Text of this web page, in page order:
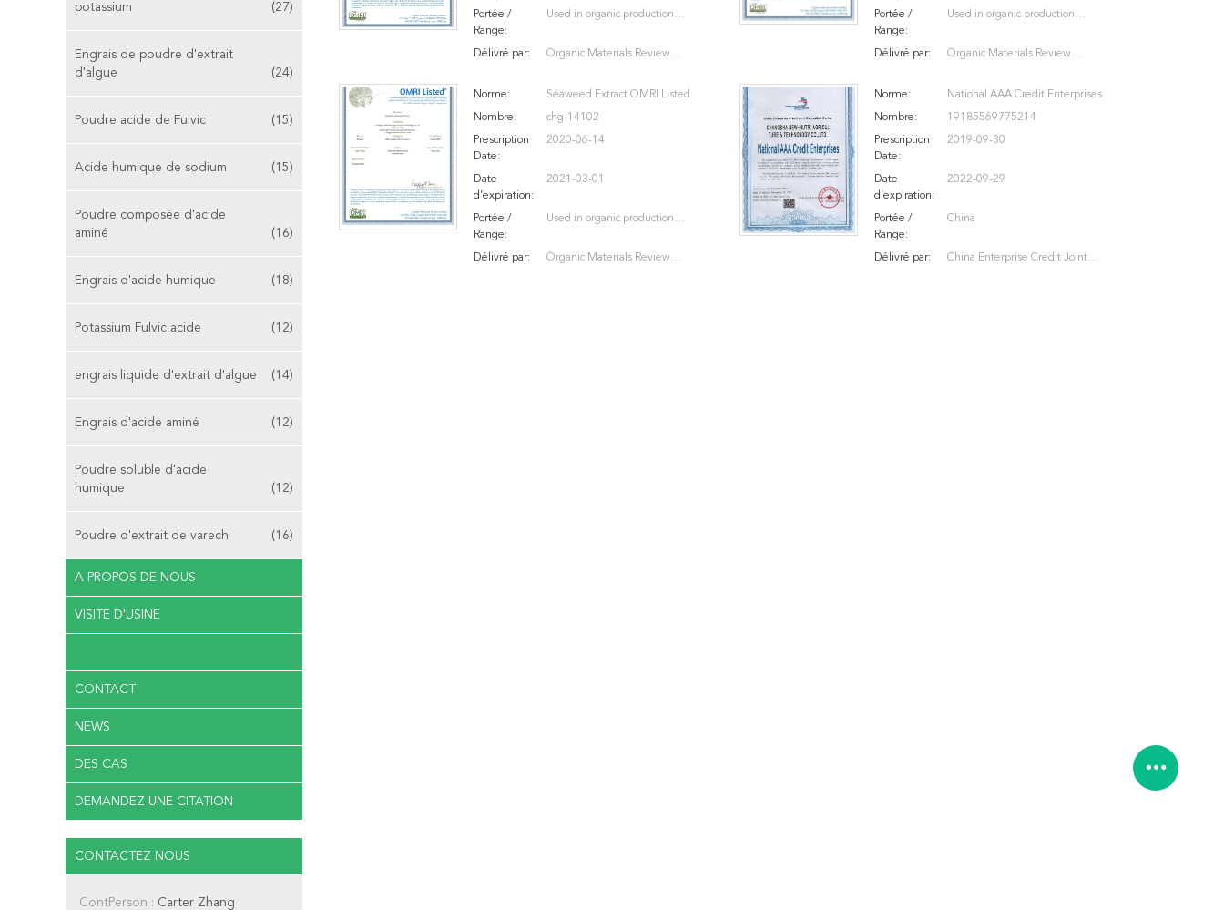
potassium
(27)
Engrais de poudre d'extrait
d'algue
(24)
Poudre acide de Fulvic (15)
Acide humique de sodium (15)
Poudre composée d'acide
aminé
(16)
Engrais d'acide humique (18)
Potassium Fulvic acide (12)
engrais liquide d'extrait d'algue (14)
Engrais d'acide aminé (12)
Poudre soluble d'acide
humique
(12)
Poudre d'extrait de varech (16)
A PROPOS DE NOUS
VISITE D'USINE
CONTACT
NEWS
DES CAS
DEMANDEZ UNE CITATION
CONTACTEZ NOUS
ContPerson : Carter Zhang
Portée /
Range:
Used in organic production
Organic Program regulations -
Délivré par:
Organic Materials Review
Portée /
Range:
Used in organic production
Organic Program regulations -
Délivré par:
Organic Materials Review
Norme:
Seaweed Extract OMRI Listed
Nombre: chg-14102
Prescription
Date:
2020-06-14
Date
d'expiration:
2021-03-01
Portée /
Range:
Used in organic production
Organic Program regulations -
Délivré par:
Organic Materials Review
Norme: National AAA Credit Enterprises
Nombre: 19185569775214
Prescription
Date:
2019-09-30
Date
d'expiration:
2022-09-29
Portée /
Range:
China
Délivré par:
China Enterprise Credit Joint